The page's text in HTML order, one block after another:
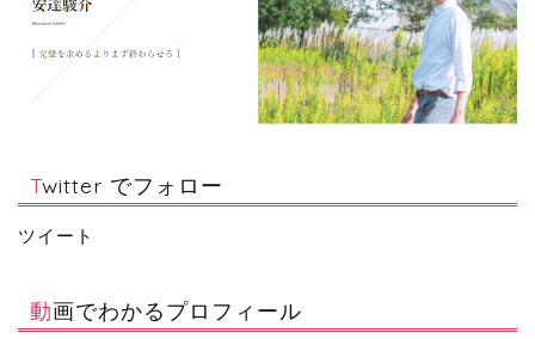
Twitter でフォロー
ツイート
動画でわかるプロフィール